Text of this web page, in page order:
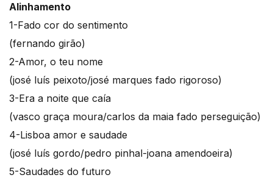
Alinhamento
1-Fado cor do sentimento
(fernando girão)
2-Amor, o teu nome
(josé luís peixoto/josé marques fado rigoroso)
3-Era a noite que caía
(vasco graça moura/carlos da maia fado perseguição)
4-Lisboa amor e saudade
(josé luís gordo/pedro pinhal-joana amendoeira)
5-Saudades do futuro